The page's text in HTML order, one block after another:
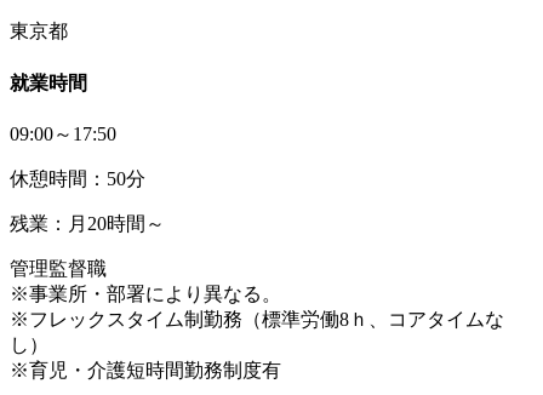
東京都
就業時間
09:00～17:50
休憩時間：50分
残業：月20時間～
管理監督職
※事業所・部署により異なる。
※フレックスタイム制勤務（標準労働8ｈ、コアタイムな
し）
※育児・介護短時間勤務制度有